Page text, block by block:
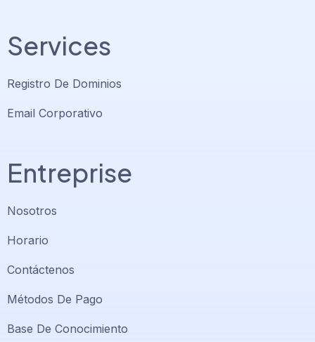
Services
Registro De Dominios
Email Corporativo
Entreprise
Nosotros
Horario
Contáctenos
Métodos De Pago
Base De Conocimiento